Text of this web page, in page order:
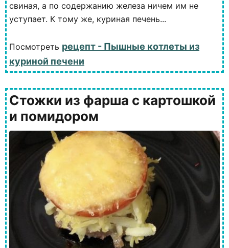
свиная, а по содержанию железа ничем им не
уступает. К тому же, куриная печень...
Посмотреть рецепт - Пышные котлеты из
куриной печени
Стожки из фарша с картошкой
и помидором